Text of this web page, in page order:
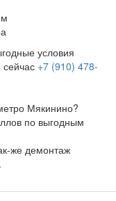
условия
+7 (910) 478-
Мякинино?
по выгодным
же демонтаж